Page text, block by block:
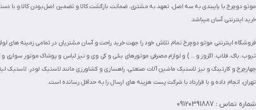
موتو دوچرخ با پایبندی به سه اصل، تعهد به مشتری، ضمانت بازگشت کالا و تضمین اصل‌بودن کالا و
خرید اینترنتی آسان میباشد.
فروشگاه اینترنتی موتو دوچرخ تمام تلاش خود را جهت خرید راحت و آسان مشتریان در تمامی زمینه های
تیوب، باک، فلاپ، اگزوز و ... ) و لوازم مصرفی موتورهای بنلی و کی وی و نیز لباس و پوشاک موتور سواری و
چهارچرخ وکارتینگ و نیز لاستیک ماشین آلات صنعتی، راهسازی و کشاورزی مانندلاستیک لودر، لاستیک
تهران، انجام داده و با قرارداد با شرکت پست هزینه های ارسال را به حداقل رسانده است.
شماره تماس : 09120391887